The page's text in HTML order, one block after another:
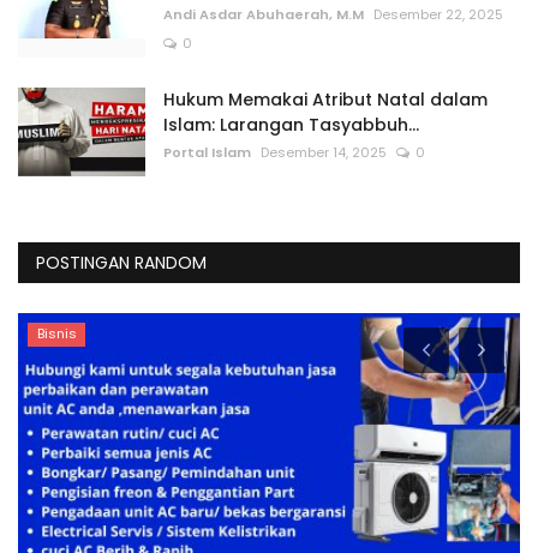
Andi Asdar Abuhaerah, M.M Desember 22, 2025
0
Hukum Memakai Atribut Natal dalam
Islam: Larangan Tasyabbuh...
Portal Islam Desember 14, 2025 0
POSTINGAN RANDOM
Catatan Tarbiyah